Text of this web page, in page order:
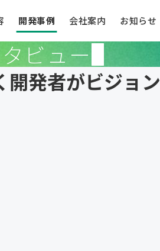
開発事例 会社案内 お知らせ
ビュー
開発者がビジョン